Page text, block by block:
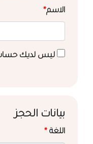
الاسم*
ليس لديك
بيانات الحجز
اللغة *